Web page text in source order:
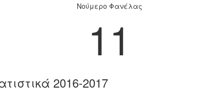
Νούμερο Φανέλας
11
2016-2017